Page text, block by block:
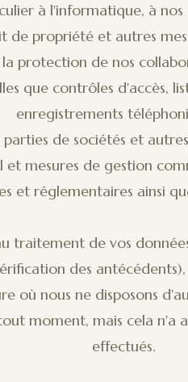
à l'informatique, à
propriété et autres
protection de nos
que contrôles d'accès,
enregistrements
de sociétés et
mesures de gestion
et réglementaires ainsi
traitement de vos
des
où nous ne disposons
moment, mais cela n'a
effectués.